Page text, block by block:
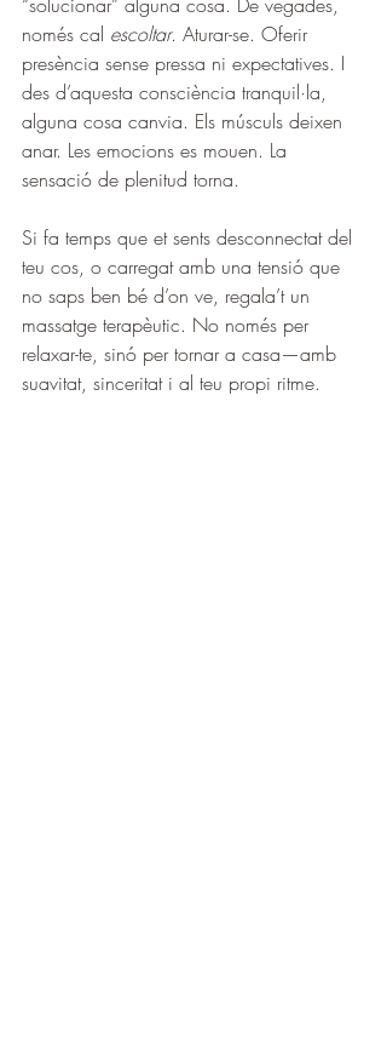
només cal escoltar. Aturar-se. Oferir
presència sense pressa ni expectatives. I
des d’aquesta consciència tranquil·la,
alguna cosa canvia. Els músculs deixen
anar. Les emocions es mouen. La
sensació de plenitud torna.
Si fa temps que et sents desconnectat del
teu cos, o carregat amb una tensió que
no saps ben bé d’on ve, regala’t un
massatge terapèutic. No només per
relaxar-te, sinó per tornar a casa—amb
suavitat, sinceritat i al teu propi ritme.